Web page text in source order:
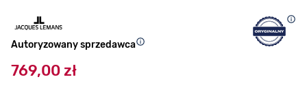
Autoryzowany sprzedawca
769,00 zł